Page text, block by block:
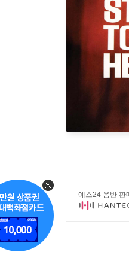
예스24 음반 판